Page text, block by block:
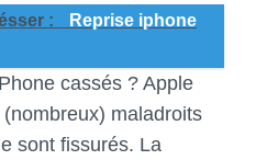
:
Reprise iphone
cassés ? Apple
maladroits
sont fissurés. La